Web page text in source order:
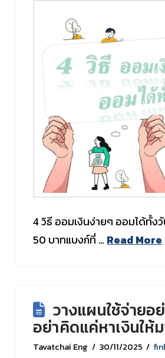
4 วิธี ออมเงินง่ายๆ ออมได้ทั้งวั
50 บาทแบงก์ที่ … Read More
วางแผนใช้จ่ายอ
อย่าคิดแค่หาเงินให้
Tavatchai Eng 30/11/2025